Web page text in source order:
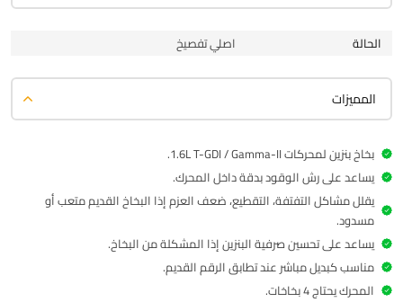
الحالة اصلي تفصيخ
المميزات
بخاخ بنزين لمحركات 1.6L T-GDI / Gamma-II.
يساعد على رش الوقود بدقة داخل المحرك.
يقلل مشاكل التفتفة، التقطيع، ضعف العزم إذا البخاخ القديم متعب أو
مسدود.
يساعد على تحسين صرفية البنزين إذا المشكلة من البخاخ.
مناسب كبديل مباشر عند تطابق الرقم القديم.
المحرك يحتاج 4 بخاخات.